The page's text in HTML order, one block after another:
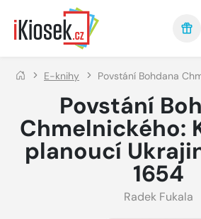
Přejít na hlavní obsah
E-knihy Povstání Bohdana
Povstání
Chmelnického:
planoucí
1654
Radek Fukala